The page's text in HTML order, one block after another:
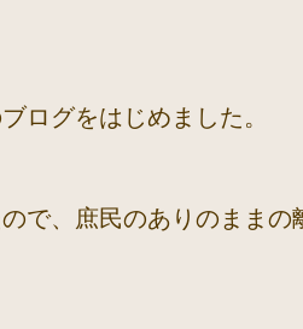
ログをはじめました。
で、庶民のありのままの